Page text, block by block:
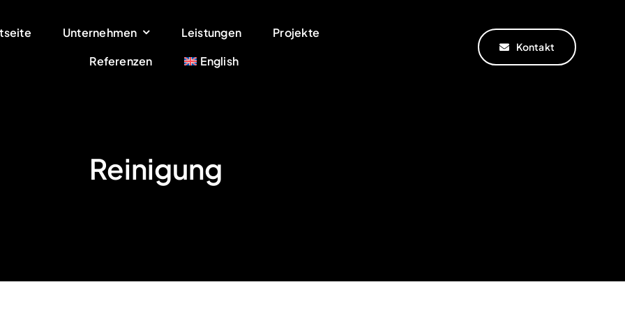
Unternehmen Leistungen
Projekte
Referenzen
English
Kontakt
Reinigung